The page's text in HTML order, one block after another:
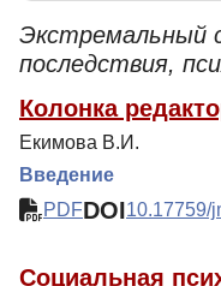
Для авторов
Рубрики
Препринты
Контакты
Экстремальный
последствия,
Колонка
Екимова В.И.
Введение
PDFDOI10.17759/
Социальная